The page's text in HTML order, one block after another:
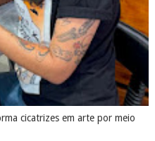
cicatrizes em arte por meio